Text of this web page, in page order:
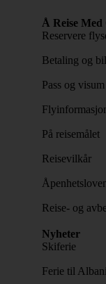
Å Reise Med
Reservere
Betaling og
Pass og visum
På reisemålet
Reisevilkår
Reise- og
Nyheter
Skiferie
Ferie til